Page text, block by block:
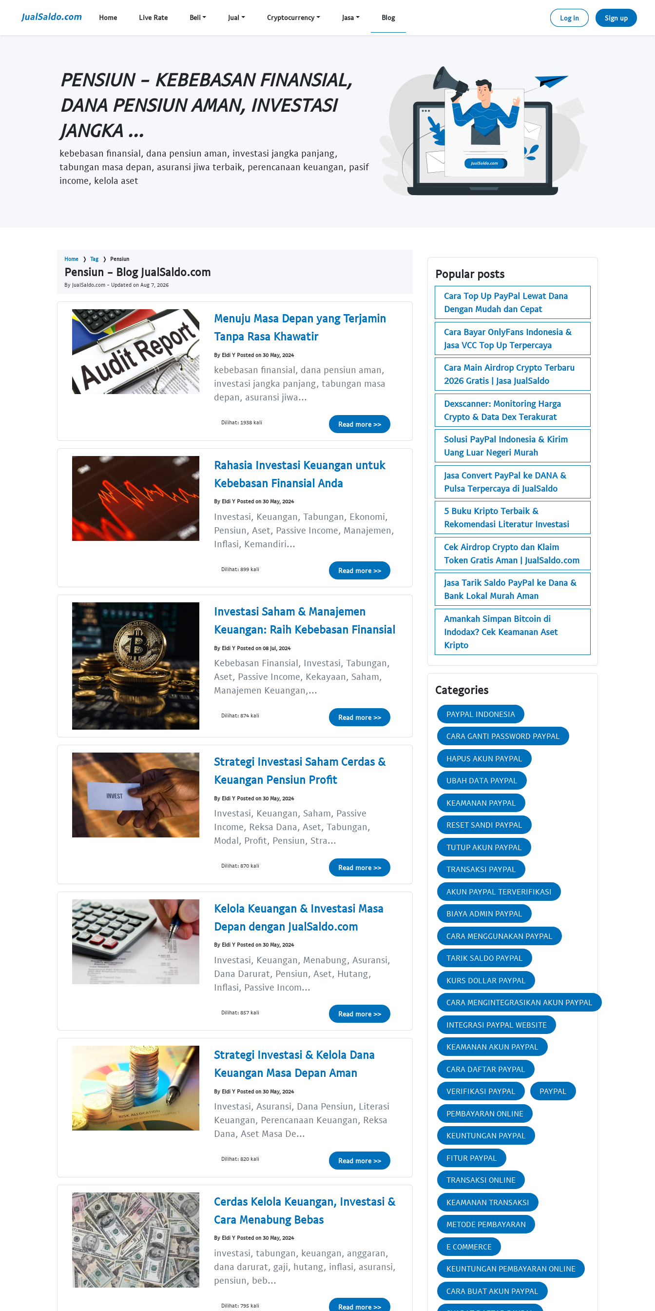
Home Live Rate Beli Jual Cryptocurrency Jasa Blog Log in Sign up
PENSIUN - KEBEBASAN FINANSIAL,
DANA PENSIUN AMAN, INVESTASI
JANGKA ...
kebebasan finansial, dana pensiun aman, investasi jangka panjang,
tabungan masa depan, asuransi jiwa terbaik, perencanaan keuangan, pasif
income, kelola aset
Home Tag Pensiun
Pensiun - Blog JualSaldo.com
By JualSaldo.com - Updated on Aug 7, 2026
Menuju Masa Depan yang Terjamin
Tanpa Rasa Khawatir
By Eldi Y Posted on 30 May, 2024
kebebasan finansial, dana pensiun aman,
investasi jangka panjang, tabungan masa
depan, asuransi jiwa...
Dilihat: 1938 kali Read more >>
Rahasia Investasi Keuangan untuk
Kebebasan Finansial Anda
By Eldi Y Posted on 30 May, 2024
Investasi, Keuangan, Tabungan, Ekonomi,
Pensiun, Aset, Passive Income, Manajemen,
Inflasi, Kemandiri...
Dilihat: 899 kali Read more >>
Investasi Saham & Manajemen
Keuangan: Raih Kebebasan Finansial
By Eldi Y Posted on 08 Jul, 2024
Kebebasan Finansial, Investasi, Tabungan,
Aset, Passive Income, Kekayaan, Saham,
Manajemen Keuangan,...
Dilihat: 874 kali Read more >>
Strategi Investasi Saham Cerdas &
Keuangan Pensiun Profit
By Eldi Y Posted on 30 May, 2024
Investasi, Keuangan, Saham, Passive
Income, Reksa Dana, Aset, Tabungan,
Modal, Profit, Pensiun, Stra...
Dilihat: 870 kali Read more >>
Kelola Keuangan & Investasi Masa
Depan dengan JualSaldo.com
By Eldi Y Posted on 30 May, 2024
Investasi, Keuangan, Menabung, Asuransi,
Dana Darurat, Pensiun, Aset, Hutang,
Inflasi, Passive Incom...
Dilihat: 857 kali Read more >>
Strategi Investasi & Kelola Dana
Keuangan Masa Depan Aman
By Eldi Y Posted on 30 May, 2024
Investasi, Asuransi, Dana Pensiun, Literasi
Keuangan, Perencanaan Keuangan, Reksa
Dana, Aset Masa De...
Dilihat: 820 kali Read more >>
Cerdas Kelola Keuangan, Investasi &
Cara Menabung Bebas
By Eldi Y Posted on 30 May, 2024
investasi, tabungan, keuangan, anggaran,
dana darurat, gaji, hutang, inflasi, asuransi,
pensiun, beb...
Dilihat: 795 kali Read more >>
Popular posts
Cara Top Up PayPal Lewat Dana
Dengan Mudah dan Cepat
Cara Bayar OnlyFans Indonesia &
Jasa VCC Top Up Terpercaya
Cara Main Airdrop Crypto Terbaru
2026 Gratis | Jasa JualSaldo
Dexscanner: Monitoring Harga
Crypto & Data Dex Terakurat
Solusi PayPal Indonesia & Kirim
Uang Luar Negeri Murah
Jasa Convert PayPal ke DANA &
Pulsa Terpercaya di JualSaldo
5 Buku Kripto Terbaik &
Rekomendasi Literatur Investasi
Cek Airdrop Crypto dan Klaim
Token Gratis Aman | JualSaldo.com
Jasa Tarik Saldo PayPal ke Dana &
Bank Lokal Murah Aman
Amankah Simpan Bitcoin di
Indodax? Cek Keamanan Aset
Kripto
Categories
PAYPAL INDONESIA
CARA GANTI PASSWORD PAYPAL
HAPUS AKUN PAYPAL
UBAH DATA PAYPAL
KEAMANAN PAYPAL
RESET SANDI PAYPAL
TUTUP AKUN PAYPAL
TRANSAKSI PAYPAL
AKUN PAYPAL TERVERIFIKASI
BIAYA ADMIN PAYPAL
CARA MENGGUNAKAN PAYPAL
TARIK SALDO PAYPAL
KURS DOLLAR PAYPAL
CARA MENGINTEGRASIKAN AKUN PAYPAL
INTEGRASI PAYPAL WEBSITE
KEAMANAN AKUN PAYPAL
CARA DAFTAR PAYPAL
VERIFIKASI PAYPAL PAYPAL
PEMBAYARAN ONLINE
KEUNTUNGAN PAYPAL
FITUR PAYPAL
TRANSAKSI ONLINE
KEAMANAN TRANSAKSI
METODE PEMBAYARAN
E COMMERCE
KEUNTUNGAN PEMBAYARAN ONLINE
CARA BUAT AKUN PAYPAL